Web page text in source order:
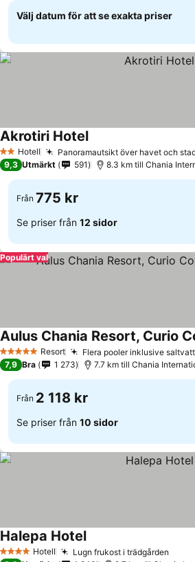
Välj datum för att se exakta priser
2 Stjärnor
Hotell Panoramautsikt över havet och
Akrotiri Hotel
9,3 Utmärkt 591 8.3 km till Chania
Från 775 kr
Se priser från 12 sidor
Populärt val
5 Stjärnor Resort Flera pooler inklusive
7,9 Bra 1 273 7.7 km till Chania
Från 2 118 kr
Se priser från 10 sidor
4 StjärnorHotell Lugn frukost i trädgården
Halepa Hotel